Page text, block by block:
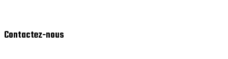
Contactez-nous